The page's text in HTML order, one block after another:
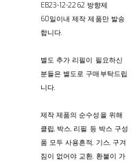
EB23-12-2262 방향제
60일이내 제작 제품만 발송
합니다.
별도 추가 리필이 필요하신
분들은 별도로 구매부탁드립
니다.
제작 제품의 순수성을 위해
클립, 박스, 리필 등 박스 구성
품 모두 사용흔적, 기스, 구겨
짐이 없어야 교환, 환불이 가